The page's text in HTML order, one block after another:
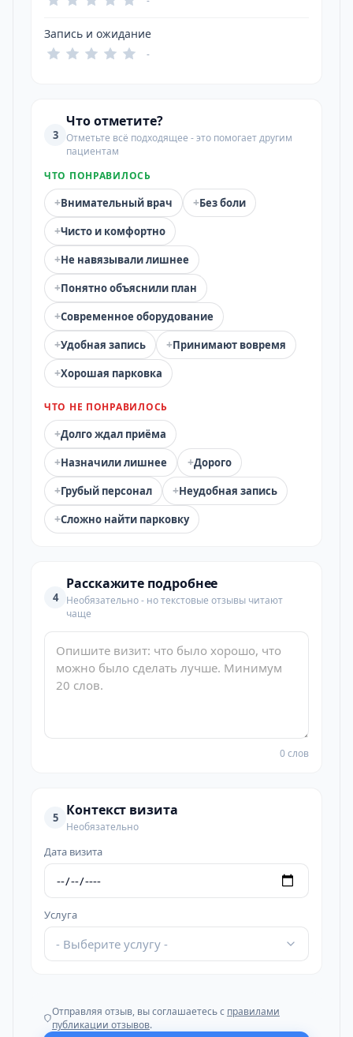
Запись и ожидание
-
3
Что отметите?
Отметьте всё подходящее - это помогает другим
пациентам
ЧТО ПОНРАВИЛОСЬ
+Внимательный врач +Без боли
+Чисто и комфортно
+Не навязывали лишнее
+Понятно объяснили план
+Современное оборудование
+Удобная запись +Принимают вовремя
+Хорошая парковка
ЧТО НЕ ПОНРАВИЛОСЬ
+Долго ждал приёма
+Назначили лишнее +Дорого
+Грубый персонал +Неудобная запись
+Сложно найти парковку
4
Расскажите подробнее
Необязательно - но текстовые отзывы читают
чаще
0 слов
5 Контекст визита
Необязательно
Дата визита
Услуга
- Выберите услугу -
Отправляя отзыв, вы соглашаетесь с правилами
публикации отзывов.